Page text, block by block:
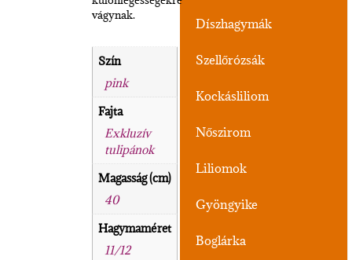
Díszhagymák
Szellőrózsák
Kockásliliom
Nőszirom
Liliomok
Gyöngyike
Boglárka
vágynak.
Szín
pink
Fajta
Exkluzív
tulipánok
Magasság (cm)
40
Hagymaméret
11/12